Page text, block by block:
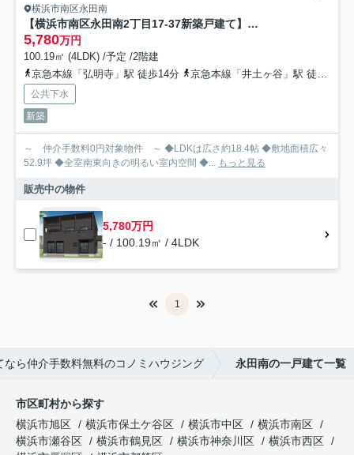
横浜市南区永田南
【横浜市南区永田南2丁目17-37新築戸建て】★仲介手数料無料★（井土ケ谷小学校・南中学校）
5,780万円
100.19㎡ (4LDK) /予定 /2階建
京急本線「弘明寺」駅 徒歩14分
京急本線「井土ヶ谷」駅 徒歩20分
公共下水
新築
～ 仲介手数料0円対象物件 ～ ◆LDKは広さ約18.4帖 ◆敷地面積広々
52.9坪 ◆全室南東向きの明るい室内空間 ◆... もっと見る
販売中の物件
5,780万円
- / 100.19㎡ / 4LDK
1
ら仲介手数料無料のコノミハウジング 永田南の一戸建て一覧
市区町村から探す
横浜市旭区
横浜市保土ケ谷区 横浜市中区
横浜市南区
横浜市瀬谷区
横浜市鶴見区 横浜市神奈川区
横浜市西区